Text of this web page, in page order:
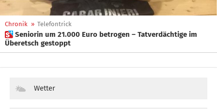
Chronik » Telefontrick
 Seniorin um 21.000 Euro betrogen – Tatverdächtige im
Überetsch gestoppt
Wetter